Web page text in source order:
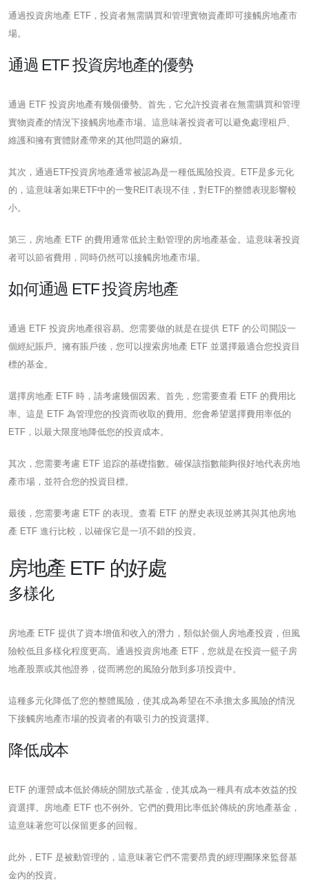
通過投資房地產 ETF，投資者無需購買和管理實物資產即可接觸房地產市
場。
通過 ETF 投資房地產的優勢
通過 ETF 投資房地產有幾個優勢。首先，它允許投資者在無需購買和管理
實物資產的情況下接觸房地產市場。這意味著投資者可以避免處理租戶、
維護和擁有實體財產帶來的其他問題的麻煩。
其次，通過ETF投資房地產通常被認為是一種低風險投資。ETF是多元化
的，這意味著如果ETF中的一隻REIT表現不佳，對ETF的整體表現影響較
小。
第三，房地產 ETF 的費用通常低於主動管理的房地產基金。這意味著投資
者可以節省費用，同時仍然可以接觸房地產市場。
如何通過 ETF 投資房地產
通過 ETF 投資房地產很容易。您需要做的就是在提供 ETF 的公司開設一
個經紀賬戶。擁有賬戶後，您可以搜索房地產 ETF 並選擇最適合您投資目
標的基金。
選擇房地產 ETF 時，請考慮幾個因素。首先，您需要查看 ETF 的費用比
率。這是 ETF 為管理您的投資而收取的費用。您會希望選擇費用率低的
ETF，以最大限度地降低您的投資成本。
其次，您需要考慮 ETF 追踪的基礎指數。確保該指數能夠很好地代表房地
產市場，並符合您的投資目標。
最後，您需要考慮 ETF 的表現。查看 ETF 的歷史表現並將其與其他房地
產 ETF 進行比較，以確保它是一項不錯的投資。
房地產 ETF 的好處
多樣化
房地產 ETF 提供了資本增值和收入的潛力，類似於個人房地產投資，但風
險較低且多樣化程度更高。通過投資房地產 ETF，您就是在投資一籃子房
地產股票或其他證券，從而將您的風險分散到多項投資中。
這種多元化降低了您的整體風險，使其成為希望在不承擔太多風險的情況
下接觸房地產市場的投資者的有吸引力的投資選擇。
降低成本
ETF 的運營成本低於傳統的開放式基金，使其成為一種具有成本效益的投
資選擇。房地產 ETF 也不例外。它們的費用比率低於傳統的房地產基金，
這意味著您可以保留更多的回報。
此外，ETF 是被動管理的，這意味著它們不需要昂貴的經理團隊來監督基
金內的投資。